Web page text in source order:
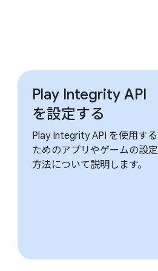
Play Integrity API
を設定する
Play Integrity API を使用する
ためのアプリやゲームの設定
方法について説明します。